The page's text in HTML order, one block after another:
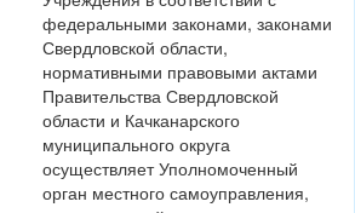
федеральными законами, законами
Свердловской области,
нормативными правовыми актами
Правительства Свердловской
области и Качканарского
муниципального округа
осуществляет Уполномоченный
орган местного самоуправления,